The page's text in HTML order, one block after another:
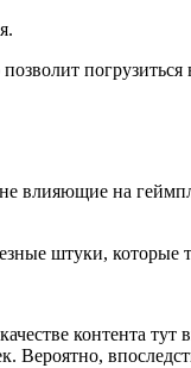
влияющие на
штуки, которые
контента тут